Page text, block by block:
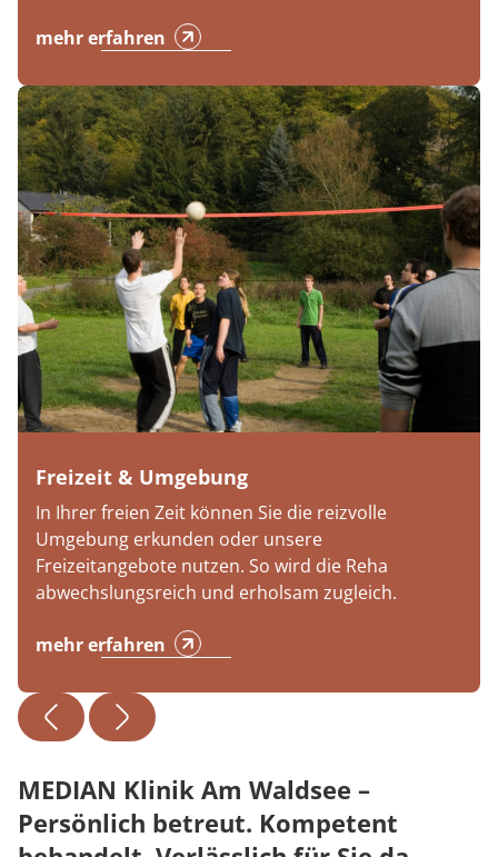
mehr erfahren
Freizeit & Umgebung
In Ihrer freien Zeit können Sie die reizvolle
Umgebung erkunden oder unsere
Freizeitangebote nutzen. So wird die Reha
abwechslungsreich und erholsam zugleich.
mehr erfahren
MEDIAN Klinik Am Waldsee –
Persönlich betreut. Kompetent